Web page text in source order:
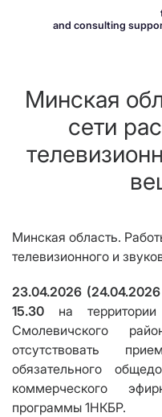
and consulting
Минская
сети
Минская область.
телевизионного и
23.04.2026
15.30 на территории
Смолевичского
отсутствовать
обязательного
коммерческого
программы 1НКБР.